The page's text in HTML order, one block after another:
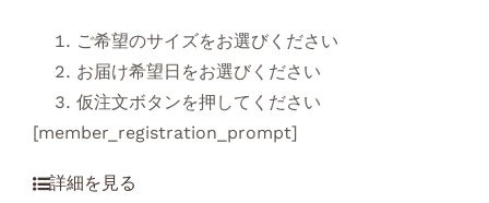
ご希望のサイズをお選びください
お届け希望日をお選びください
仮注文ボタンを押してください
[member_registration_prompt]